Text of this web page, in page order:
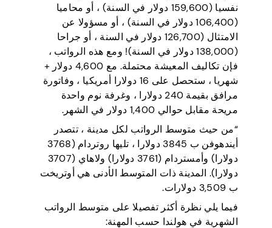
نفسيا (159,600 دولار في السنة) ، أو محاميا
(106,400 دولار في السنة) ، أو مسؤولا عن
الامتثال (126,700 دولار في السنة ، أو جراحا
(138,000 دولار في السنة)! ومع هذه الرواتب ،
فإن تكاليف المعيشة محتملة. مع 4,600 دولار +
شهريا ، ستحصل على 16 دولارا أمريكيا ، وفاتورة
مرافق بقيمة 240 دولارا ، وغرفة نوم واحدة
مريحة مقابل حوالي 1,400 دولار في الشهر.
“من حيث متوسط الرواتب لكل مدينة ، تتصدر
أيندهوفن ب 3845 دولارا ، تليها روتردام (3768
دولارا) وأمستردام (3761 دولارا) ولاهاي (3707
دولارا). المدينة ذات المتوسط الأدنى هي أوتريخت
ب 3,509 دولارات.
فيما يلي نظرة أكثر تفصيلا على متوسط الرواتب
الشهرية في هولندا حسب المهنة: